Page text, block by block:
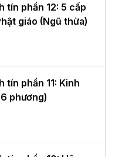
thứ
mùa
tân
tín phần 12: 5 cấp
giáo (Ngũ thừa)
tín phần 11: Kinh
phương)